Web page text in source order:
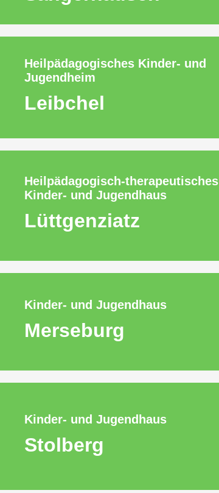
Heilpädagogisches Kinder- und
Jugendheim
Leibchel
Heilpädagogisch-therapeutisches
Kinder- und Jugendhaus
Lüttgenziatz
Kinder- und Jugendhaus
Merseburg
Kinder- und Jugendhaus
Stolberg